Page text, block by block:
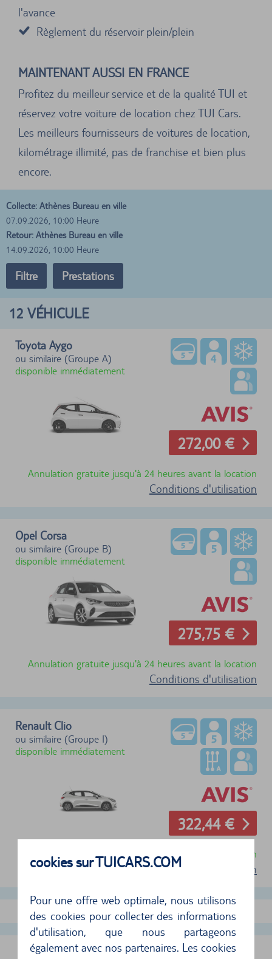
cookies sur TUICARS.COM
Pour une offre web optimale, nous utilisons
des cookies pour collecter des informations
d'utilisation, que nous partageons
également avec nos partenaires. Les cookies
l'avance
Règlement du réservoir plein/plein
MAINTENANT AUSSI EN FRANCE
Profitez du meilleur service et de la qualité TUI et
réservez votre voiture de location chez TUI Cars.
Les meilleurs fournisseurs de voitures de location,
kilométrage illimité, pas de franchise et bien plus
encore.
Collecte: Athènes Bureau en ville
07.09.2026, 10:00 Heure
Retour: Athènes Bureau en ville
14.09.2026, 10:00 Heure
Filtre Prestations
12 VÉHICULE
Toyota Aygo
ou similaire (Groupe A)
disponible immédiatement
272,00 €
Annulation gratuite jusqu'à 24 heures avant la location
Conditions d'utilisation
Opel Corsa
ou similaire (Groupe B)
disponible immédiatement
275,75 €
Annulation gratuite jusqu'à 24 heures avant la location
Conditions d'utilisation
Renault Clio
ou similaire (Groupe I)
disponible immédiatement
322,44 €
Annulation gratuite jusqu'à 24 heures avant la location
Conditions d'utilisation
Afficher plus d'offres